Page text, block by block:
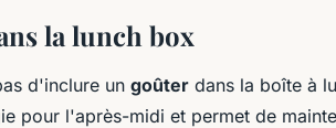
la lunch box
d'inclure un goûter dans la boîte à
pour l'après-midi et permet de